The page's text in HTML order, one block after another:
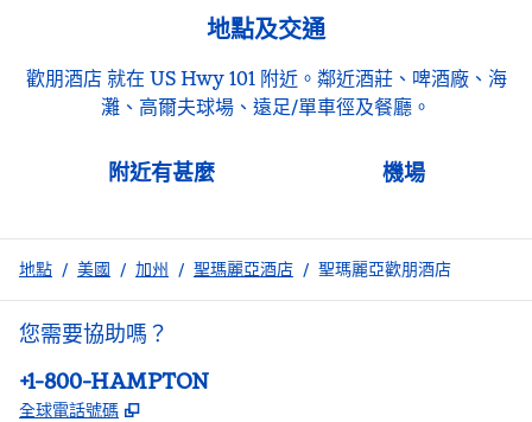
地點及交通
歡朋酒店 就在 US Hwy 101 附近。鄰近酒莊、啤酒廠、海
灘、高爾夫球場、遠足/單車徑及餐廳。
附近有甚麼 機場
地點 / 美國 / 加州 / 聖瑪麗亞酒店 / 聖瑪麗亞歡朋酒店
您需要協助嗎？
電話：
+1-800-HAMPTON
全球電話號碼 ,